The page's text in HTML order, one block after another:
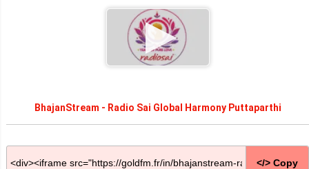
BhajanStream - Radio Sai Global Harmony Puttaparthi
</> Copy